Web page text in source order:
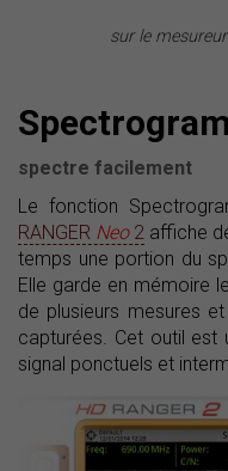
sur le
spectre facilement
Le fonction
RANGER Neo2 affiche
temps une portion du
Elle garde en mémoire
de plusieurs mesures
capturées. Cet outil est
signal ponctuels et